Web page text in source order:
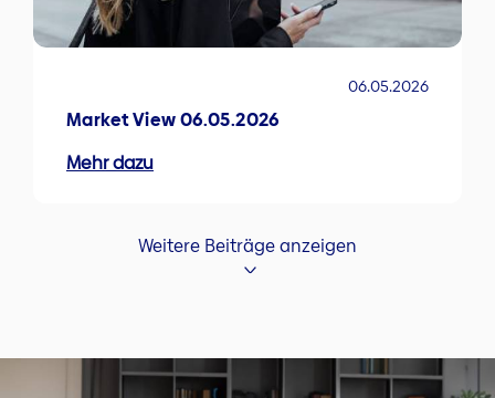
06.05.2026
Market View 06.05.2026
Mehr dazu
Weitere Beiträge anzeigen